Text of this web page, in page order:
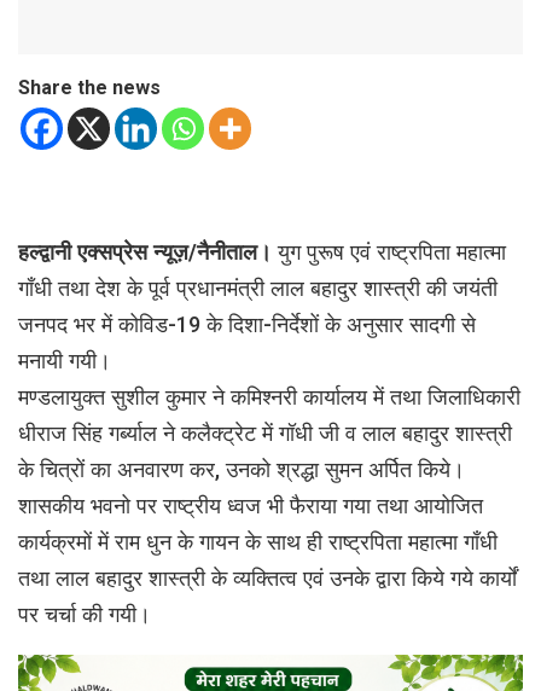
Share the news
हल्द्वानी एक्सप्रेस न्यूज़/नैनीताल। युग पुरूष एवं राष्ट्रपिता महात्मा
गॉंधी तथा देश के पूर्व प्रधानमंत्री लाल बहादुर शास्त्री की जयंती
जनपद भर में कोविड-19 के दिशा-निर्देशों के अनुसार सादगी से
मनायी गयी।
मण्डलायुक्त सुशील कुमार ने कमिश्नरी कार्यालय में तथा जिलाधिकारी
धीराज सिंह गर्ब्याल ने कलैक्ट्रेट में गॉधी जी व लाल बहादुर शास्त्री
के चित्रों का अनवारण कर, उनको श्रद्धा सुमन अर्पित किये।
शासकीय भवनो पर राष्ट्रीय ध्वज भी फैराया गया तथा आयोजित
कार्यक्रमों में राम धुन के गायन के साथ ही राष्ट्रपिता महात्मा गॉंधी
तथा लाल बहादुर शास्त्री के व्यक्तित्व एवं उनके द्वारा किये गये कार्यों
पर चर्चा की गयी।